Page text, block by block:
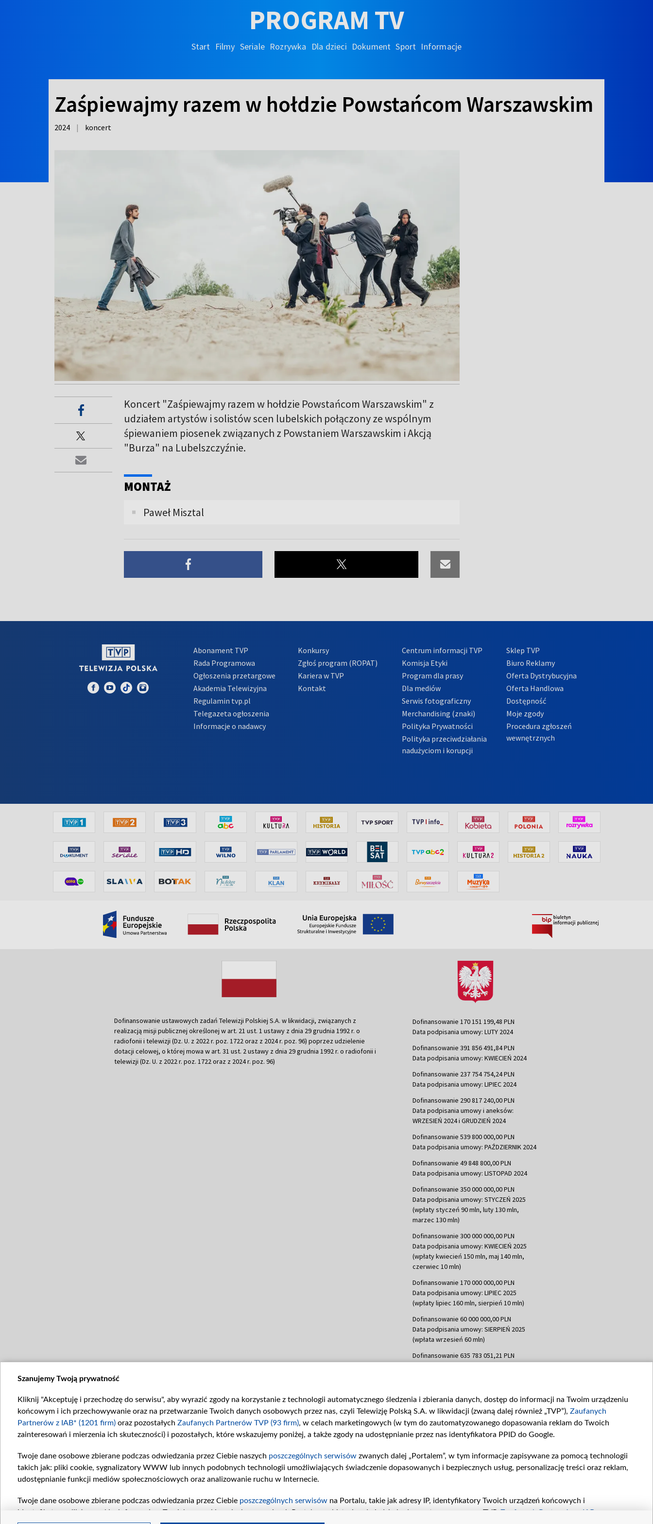
PROGRAM TV
Start Filmy Seriale Rozrywka Dla dzieci Dokument Sport Informacje
Zaśpiewajmy razem w hołdzie Powstańcom Warszawskim
2024 | koncert
Koncert "Zaśpiewajmy razem w hołdzie Powstańcom Warszawskim" z
udziałem artystów i solistów scen lubelskich połączony ze wspólnym
śpiewaniem piosenek związanych z Powstaniem Warszawskim i Akcją
"Burza" na Lubelszczyźnie.
MONTAŻ
Paweł Misztal
Abonament TVP
Rada Programowa
Ogłoszenia przetargowe
Akademia Telewizyjna
Regulamin tvp.pl
Telegazeta ogłoszenia
Informacje o nadawcy
Konkursy
Zgłoś program (ROPAT)
Kariera w TVP
Kontakt
Centrum informacji TVP
Komisja Etyki
Program dla prasy
Dla mediów
Serwis fotograficzny
Merchandising (znaki)
Polityka Prywatności
Polityka przeciwdziałania
nadużyciom i korupcji
Sklep TVP
Biuro Reklamy
Oferta Dystrybucyjna
Oferta Handlowa
Dostępność
Moje zgody
Procedura zgłoszeń
wewnętrznych
Dofinansowanie ustawowych zadań Telewizji Polskiej S.A. w likwidacji, związanych z
realizacją misji publicznej określonej w art. 21 ust. 1 ustawy z dnia 29 grudnia 1992 r. o
radiofonii i telewizji (Dz. U. z 2022 r. poz. 1722 oraz z 2024 r. poz. 96) poprzez udzielenie
dotacji celowej, o której mowa w art. 31 ust. 2 ustawy z dnia 29 grudnia 1992 r. o radiofonii i
telewizji (Dz. U. z 2022 r. poz. 1722 oraz z 2024 r. poz. 96)
Dofinansowanie 170 151 199,48 PLN
Data podpisania umowy: LUTY 2024
Dofinansowanie 391 856 491,84 PLN
Data podpisania umowy: KWIECIEŃ 2024
Dofinansowanie 237 754 754,24 PLN
Data podpisania umowy: LIPIEC 2024
Dofinansowanie 290 817 240,00 PLN
Data podpisania umowy i aneksów:
WRZESIEŃ 2024 i GRUDZIEŃ 2024
Dofinansowanie 539 800 000,00 PLN
Data podpisania umowy: PAŹDZIERNIK 2024
Dofinansowanie 49 848 800,00 PLN
Data podpisania umowy: LISTOPAD 2024
Dofinansowanie 350 000 000,00 PLN
Data podpisania umowy: STYCZEŃ 2025
(wpłaty styczeń 90 mln, luty 130 mln,
marzec 130 mln)
Dofinansowanie 300 000 000,00 PLN
Data podpisania umowy: KWIECIEŃ 2025
(wpłaty kwiecień 150 mln, maj 140 mln,
czerwiec 10 mln)
Dofinansowanie 170 000 000,00 PLN
Data podpisania umowy: LIPIEC 2025
(wpłaty lipiec 160 mln, sierpień 10 mln)
Dofinansowanie 60 000 000,00 PLN
Data podpisania umowy: SIERPIEŃ 2025
(wpłata wrzesień 60 mln)
Dofinansowanie 635 783 051,21 PLN
Dofinansowanie 48 862 000,00 PLN
Data podpisania umowy: GRUDZIEŃ 2025
(wpłata grudzień 60,548 mln)
Dofinansowanie 900 000 000,00 PLN
26 lutego 80 mln, 4 marca 370 mln,8
kwiecień 180 mln, 7 maja 180 mln, 8
Data podpisania umowy LIPIEC 2026 (wpłata
Szanujemy Twoją prywatność
Kliknij "Akceptuję i przechodzę do serwisu", aby wyrazić zgody na korzystanie z technologii automatycznego śledzenia i zbierania danych, dostęp do informacji na Twoim urządzeniu
końcowym i ich przechowywanie oraz na przetwarzanie Twoich danych osobowych przez nas, czyli Telewizję Polską S.A. w likwidacji (zwaną dalej również „TVP”), Zaufanych
Partnerów z IAB* (1201 firm) oraz pozostałych Zaufanych Partnerów TVP (93 firm), w celach marketingowych (w tym do zautomatyzowanego dopasowania reklam do Twoich
zainteresowań i mierzenia ich skuteczności) i pozostałych, które wskazujemy poniżej, a także zgody na udostępnianie przez nas identyfikatora PPID do Google.
Twoje dane osobowe zbierane podczas odwiedzania przez Ciebie naszych poszczególnych serwisów zwanych dalej „Portalem”, w tym informacje zapisywane za pomocą technologii
takich jak: pliki cookie, sygnalizatory WWW lub innych podobnych technologii umożliwiających świadczenie dopasowanych i bezpiecznych usług, personalizację treści oraz reklam,
udostępnianie funkcji mediów społecznościowych oraz analizowanie ruchu w Internecie.
Twoje dane osobowe zbierane podczas odwiedzania przez Ciebie poszczególnych serwisów na Portalu, takie jak adresy IP, identyfikatory Twoich urządzeń końcowych i
identyfikatory plików cookie, informacje o Twoich wyszukiwaniach w serwisach Portalu czy historia odwiedzin będą przetwarzane przez TVP, Zaufanych Partnerów z IAB